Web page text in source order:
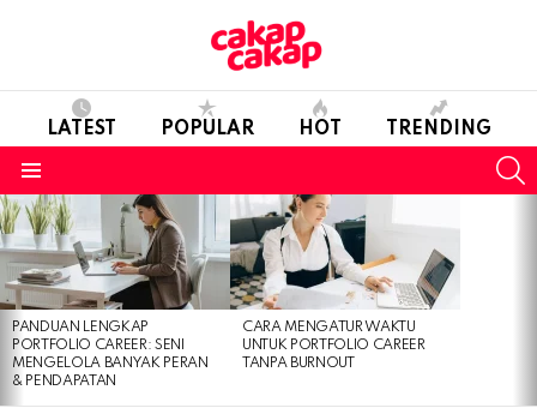
LATEST POPULAR HOT TRENDING
LATEST
STORIES
PANDUAN LENGKAP
PORTFOLIO CAREER: SENI
MENGELOLA BANYAK PERAN
& PENDAPATAN
CARA MENGATUR WAKTU
UNTUK PORTFOLIO CAREER
TANPA BURNOUT